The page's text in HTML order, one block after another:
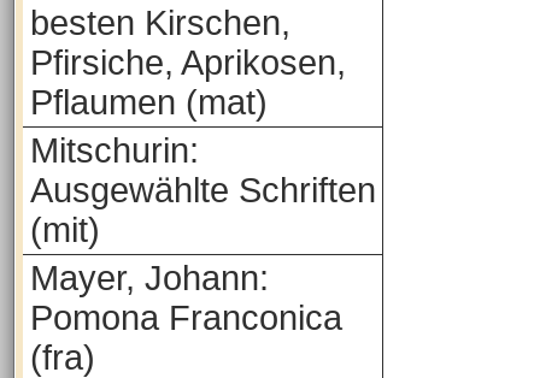
besten Kirschen,
Pfirsiche, Aprikosen,
Pflaumen (mat)
Mitschurin:
Ausgewählte Schriften
(mit)
Mayer, Johann:
Pomona Franconica
(fra)